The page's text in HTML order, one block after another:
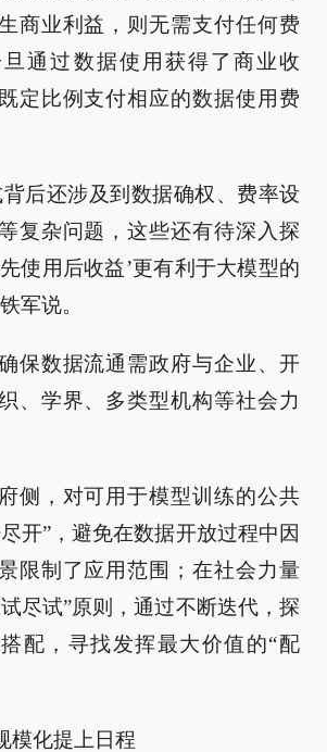
商业利益，则无需支付任何费
通过数据使用获得了商业收
定比例支付相应的数据使用费
后还涉及到数据确权、费率设
复杂问题，这些还有待深入探
使用后收益’更有利于大模型的
军说。
保数据流通需政府与企业、开
、学界、多类型机构等社会力
侧，对可用于模型训练的公共
开”，避免在数据开放过程中因
限制了应用范围；在社会力量
尽试”原则，通过不断迭代，探
配，寻找发挥最大价值的“配
模化提上日程